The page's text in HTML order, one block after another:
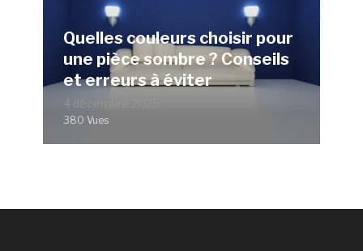
Quelles couleurs choisir pour
une pièce sombre ? Conseils
et erreurs à éviter
4 décembre 2025
380 Vues